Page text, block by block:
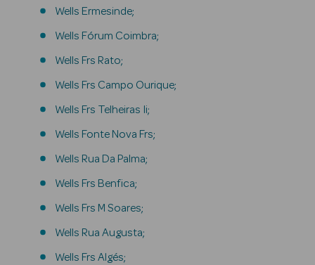
Séruns Faciais
Contorno de
Olhos
Anti-
envelhecimento
Limpeza Facial
Desmaquilhantes
Wells Ermesinde;
Wells Fórum Coimbra;
Wells Frs Rato;
Wells Frs Campo Ourique;
Wells Frs Telheiras Ii;
Wells Fonte Nova Frs;
Wells Rua Da Palma;
Wells Frs Benfica;
Wells Frs M Soares;
Wells Rua Augusta;
Wells Frs Algés;